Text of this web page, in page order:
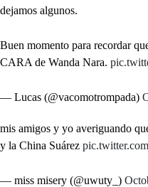
dejamos algunos.
Buen momento para recordar
CARA de Wanda Nara.
— Lucas (@vacomotrompada)
mis amigos y yo averiguando
y la China Suárez
— miss misery (@uwuty_)